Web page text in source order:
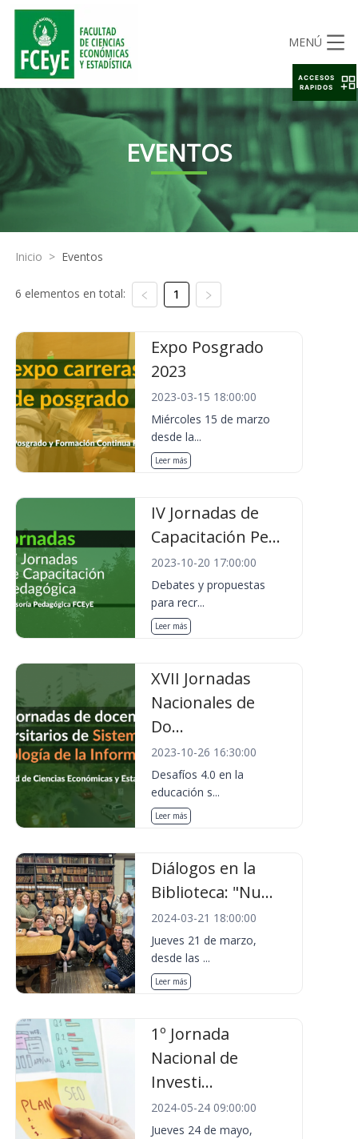
MENÚ
EVENTOS
Inicio > Eventos
6 elementos en total: 1
Expo Posgrado
2023
2023-03-15 18:00:00
Miércoles 15 de marzo
desde la...
Leer más
IV Jornadas de
Capacitación Pe...
2023-10-20 17:00:00
Debates y propuestas
para recr...
Leer más
XVII Jornadas
Nacionales de
Do...
2023-10-26 16:30:00
Desafíos 4.0 en la
educación s...
Leer más
Diálogos en la
Biblioteca: "Nu...
2024-03-21 18:00:00
Jueves 21 de marzo,
desde las ...
Leer más
1º Jornada
Nacional de
Investi...
2024-05-24 09:00:00
Jueves 24 de mayo,
ACCESOS
RAPIDOS